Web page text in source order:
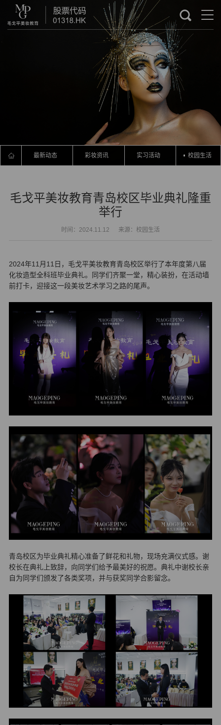
最新动态 彩妆资讯 实习活动 校园生活
毛戈平美妆教育青岛校区毕业典礼隆重
举行
时间：2024.11.12 来源：校园生活
2024年11月11日，毛戈平美妆教育青岛校区举行了本年度第八届
化妆造型全科班毕业典礼。同学们齐聚一堂，精心装扮，在活动墙
前打卡，迎接这一段美妆艺术学习之路的尾声。
青岛校区为毕业典礼精心准备了鲜花和礼物，现场充满仪式感。谢
校长在典礼上致辞，向同学们给予最美好的祝愿。典礼中谢校长亲
自为同学们颁发了各类奖项，并与获奖同学合影留念。